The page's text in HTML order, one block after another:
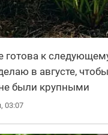
готова к
в августе,
были крупными
03:07